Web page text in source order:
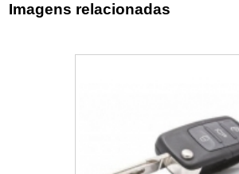
Imagens relacionadas